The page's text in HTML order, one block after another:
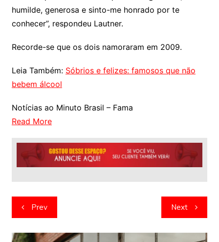
humilde, generosa e sinto-me honrado por te
conhecer”, respondeu Lautner.
Recorde-se que os dois namoraram em 2009.
Leia Também: Sóbrios e felizes: famosos que não
bebem álcool
Notícias ao Minuto Brasil – Fama
Read More
Navegação
de
artigos
Prev Next